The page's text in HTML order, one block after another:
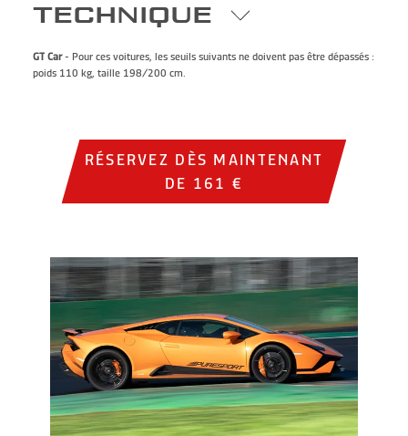
TECHNIQUE
GT Car- Pour ces voitures, les seuils suivants ne doivent pas être dépassés :
poids 110 kg, taille 198/200 cm.
RÉSERVEZ DÈS MAINTENANT
DE 161 €